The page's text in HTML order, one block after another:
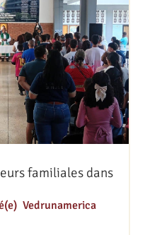
familiales dans
, Vedrunamerica,